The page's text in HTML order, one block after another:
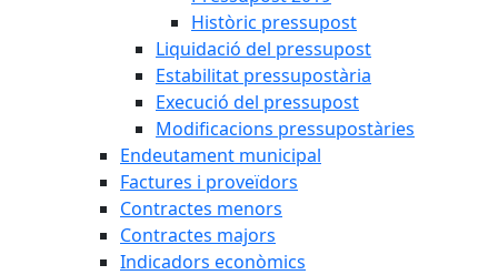
Històric pressupost
Liquidació del pressupost
Estabilitat pressupostària
Execució del pressupost
Modificacions pressupostàries
Endeutament municipal
Factures i proveïdors
Contractes menors
Contractes majors
Indicadors econòmics